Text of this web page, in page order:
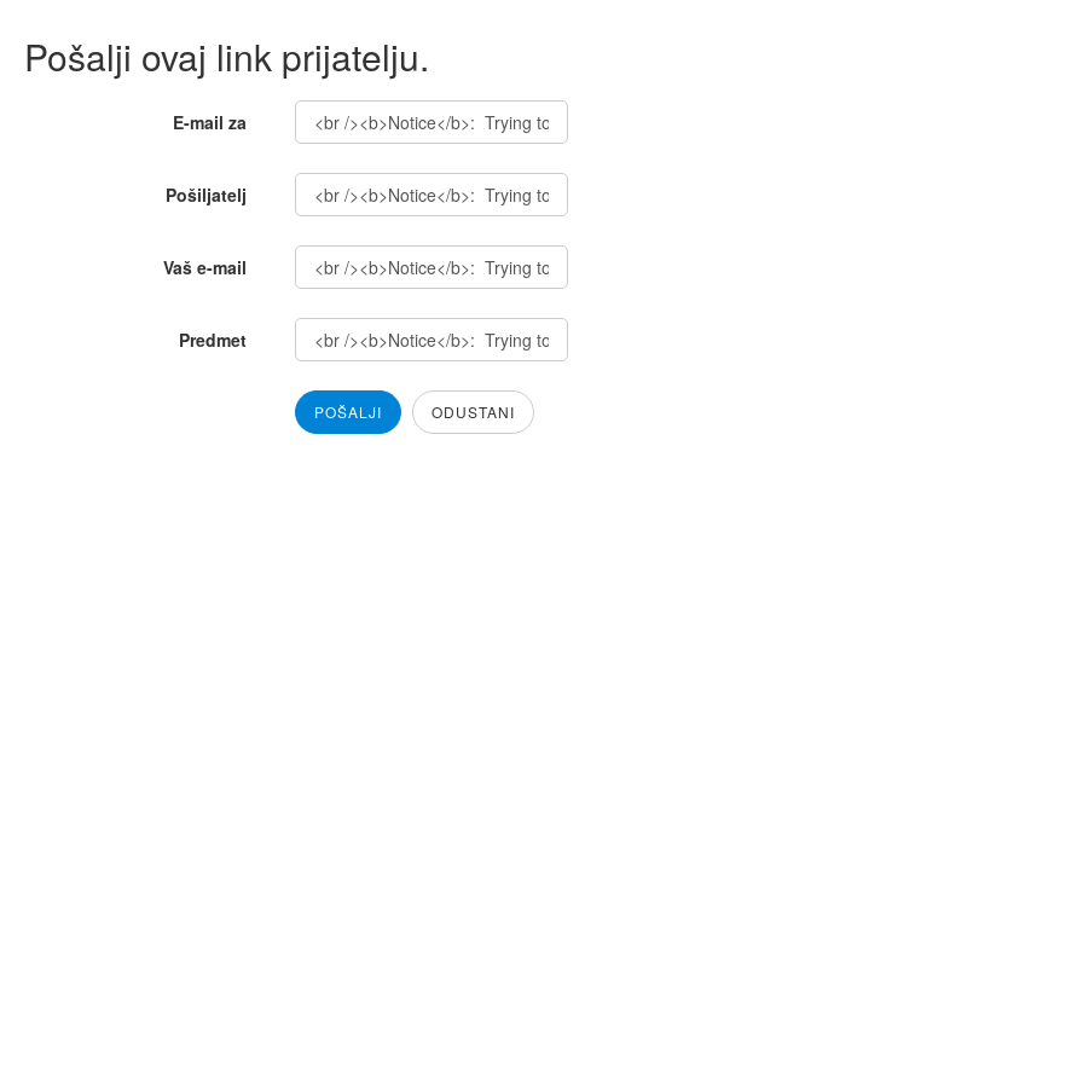
Pošalji ovaj link prijatelju.
E-mail za
Pošiljatelj
Vaš e-mail
Predmet
POŠALJI ODUSTANI